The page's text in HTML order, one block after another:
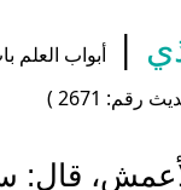
|
أبواب العلم
2671 )
قال: